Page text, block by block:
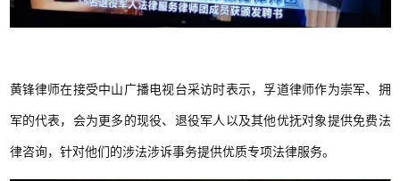
黄锋律师在接受中山广播电视台采访时表示，孚道律师作为崇军、拥
军的代表，会为更多的现役、退役军人以及其他优抚对象提供免费法
律咨询，针对他们的涉法涉诉事务提供优质专项法律服务。